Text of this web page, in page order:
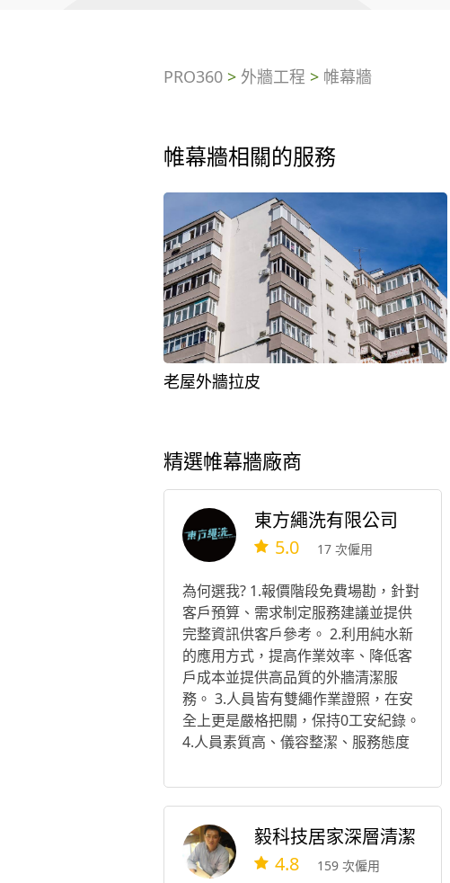
PRO360> 外牆工程 > 帷幕牆
帷幕牆相關的服務
老屋外牆拉皮
精選帷幕牆廠商
東方繩洗有限公司
5.0 17 次僱用
為何選我? 1.報價階段免費場勘，針對
客戶預算、需求制定服務建議並提供
完整資訊供客戶參考。 2.利用純水新
的應用方式，提高作業效率、降低客
戶成本並提供高品質的外牆清潔服
務。 3.人員皆有雙繩作業證照，在安
全上更是嚴格把關，保持0工安紀錄。
4.人員素質高、儀容整潔、服務態度
顛覆您對工地人員的固有印象。
毅科技居家深層清潔
4.8 159 次僱用